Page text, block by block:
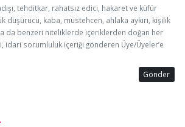
tehditkar, rahatsız edici, hakaret ve küfür
düşürücü, kaba, müstehcen, ahlaka aykırı, kişilik
da benzeri niteliklerde içeriklerden doğan her
idari sorumluluk içeriği gönderen Üye/Üyeler’e
Gönder